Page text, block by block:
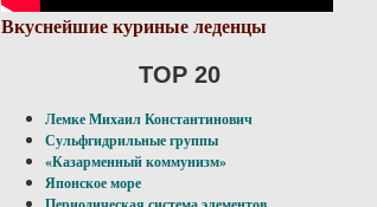
Вкуснейшие куриные леденцы
TOP 20
Лемке Михаил Константинович
Сульфгидрильные группы
«Казарменный коммунизм»
Японское море